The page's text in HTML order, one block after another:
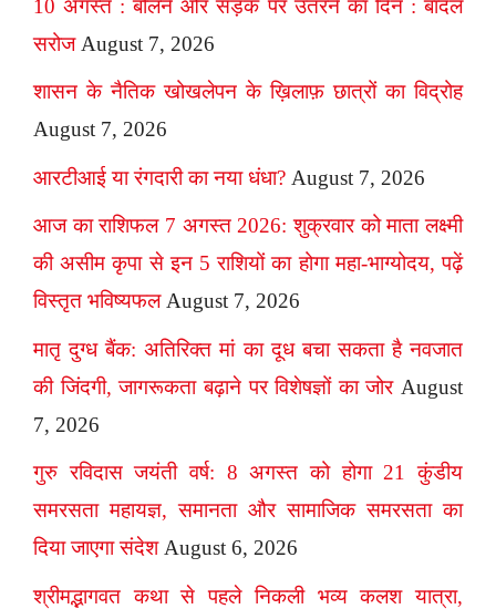
10 अगस्त : बोलने और सड़क पर उतरने का दिन : बादल
सरोज August 7, 2026
शासन के नैतिक खोखलेपन के ख़िलाफ़ छात्रों का विद्रोह
August 7, 2026
आरटीआई या रंगदारी का नया धंधा? August 7, 2026
आज का राशिफल 7 अगस्त 2026: शुक्रवार को माता लक्ष्मी
की असीम कृपा से इन 5 राशियों का होगा महा-भाग्योदय, पढ़ें
विस्तृत भविष्यफल August 7, 2026
मातृ दुग्ध बैंक: अतिरिक्त मां का दूध बचा सकता है नवजात
की जिंदगी, जागरूकता बढ़ाने पर विशेषज्ञों का जोर August
7, 2026
गुरु रविदास जयंती वर्ष: 8 अगस्त को होगा 21 कुंडीय
समरसता महायज्ञ, समानता और सामाजिक समरसता का
दिया जाएगा संदेश August 6, 2026
श्रीमद्भागवत कथा से पहले निकली भव्य कलश यात्रा,